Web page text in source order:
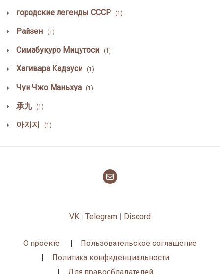
городские легенды СССР (1)
Райзен (1)
Симабукуро Мицутоси (1)
Хагивара Кадзуси (1)
Чун Чжо Маньхуа (1)
承九 (1)
아치치 (1)
VK Telegram Discord
О проекте
Пользовательское соглашение
Политика конфиденциальности
Для правообладателей